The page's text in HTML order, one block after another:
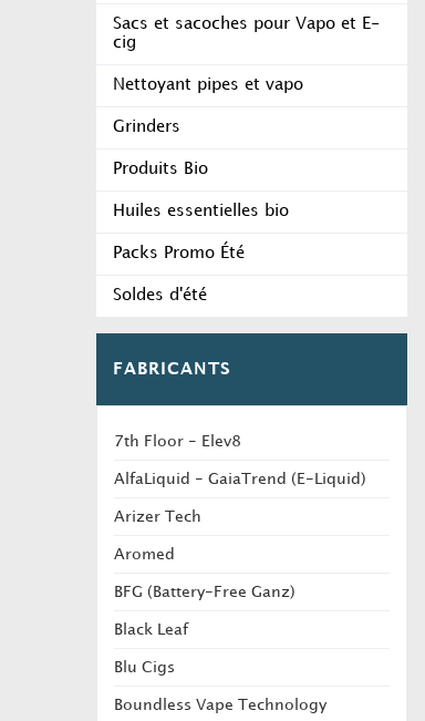
Sacs et sacoches pour Vapo et E-
cig
Nettoyant pipes et vapo
Grinders
Produits Bio
Huiles essentielles bio
Packs Promo Été
Soldes d'été
FABRICANTS
7th Floor - Elev8
AlfaLiquid - GaiaTrend (E-Liquid)
Arizer Tech
Aromed
BFG (Battery-Free Ganz)
Black Leaf
Blu Cigs
Boundless Vape Technology